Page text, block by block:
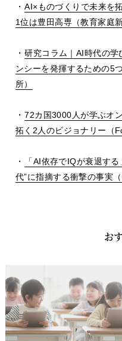
・AI× ものづくりで未来を
1位は豊田高専（教育家庭新
・研究コラム｜ AI時代の学
ンシーを発揮するための5
所）
・72カ国3000 人が学ぶオ
拓く 2 人のビジョナリー（
・ 「AI依存でIQが衰退する
代”に指摘する衝撃の事実（
お